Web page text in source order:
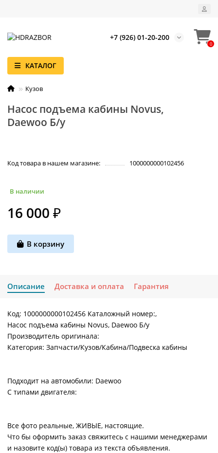
+7 (926) 01-20-200
0
КАТАЛОГ
Кузов
Насос подъема кабины Novus,
Daewoo Б/у
Код товара в нашем магазине: 1000000000102456
В наличии
16 000 ₽
В корзину
Описание Доставка и оплата Гарантия
Код: 1000000000102456 Каталожный номер:,
Насос подъема кабины Novus, Daewoo Б/у
Производитель оригинала:
Категория: Запчасти/Кузов/Кабина/Подвеска кабины
Подходит на автомобили: Daewoo
С типами двигателя:
Все фото реальные, ЖИВЫЕ, настоящие.
Что бы оформить заказ свяжитесь с нашими менеджерами
и назовите код(ы) товара из текста объявления.